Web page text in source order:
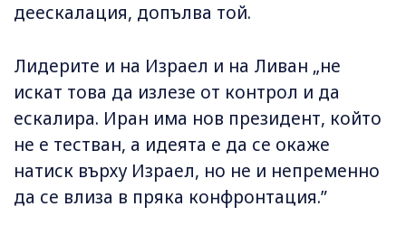
деескалация, допълва той.
Лидерите и на Израел и на Ливан „не
искат това да излезе от контрол и да
ескалира. Иран има нов президент, който
не е тестван, а идеята е да се окаже
натиск върху Израел, но не и непременно
да се влиза в пряка конфронтация.”